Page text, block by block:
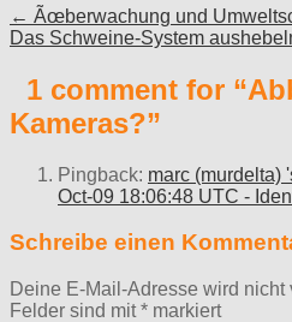
Post
navigation
← Ãœberwachung und
Das Schweine-System
1 comment for “
Kameras?”
Pingback: marc (murdelta)
Oct-09 18:06:48 UTC -
Schreibe einen
Deine E-Mail-Adresse wird nicht
Felder sind mit* markiert